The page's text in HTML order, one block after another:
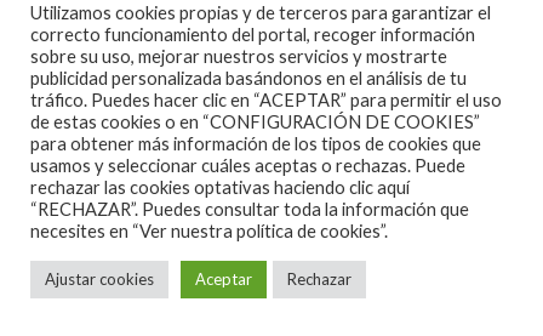
LA TRASTIENDA MIS DISCOS Y YO NOTICIAS OPINIÓN
REVIEWS TEATRO TU DISCO ME SUENA
2007 COPYRIGHT - CODETIPI
Utilizamos cookies propias y de terceros para garantizar el
correcto funcionamiento del portal, recoger información
sobre su uso, mejorar nuestros servicios y mostrarte
publicidad personalizada basándonos en el análisis de tu
tráfico. Puedes hacer clic en “ACEPTAR” para permitir el uso
de estas cookies o en “CONFIGURACIÓN DE COOKIES”
para obtener más información de los tipos de cookies que
usamos y seleccionar cuáles aceptas o rechazas. Puede
rechazar las cookies optativas haciendo clic aquí
“RECHAZAR”. Puedes consultar toda la información que
necesites en “Ver nuestra política de cookies”.
Ajustar cookies Aceptar Rechazar